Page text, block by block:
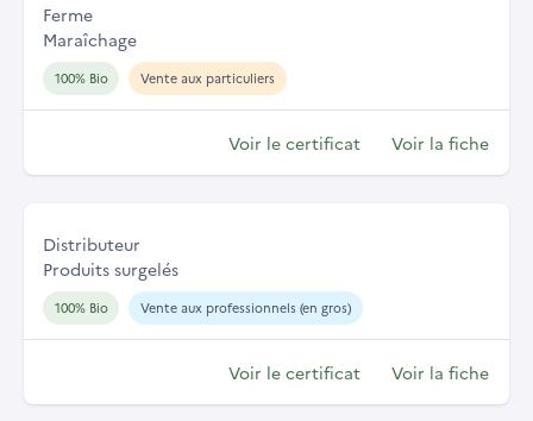
Ferme
Maraîchage
100% Bio Vente aux particuliers
Voir le certificat Voir la fiche
Distributeur
Produits surgelés
100% Bio Vente aux professionnels (en gros)
Voir le certificat Voir la fiche